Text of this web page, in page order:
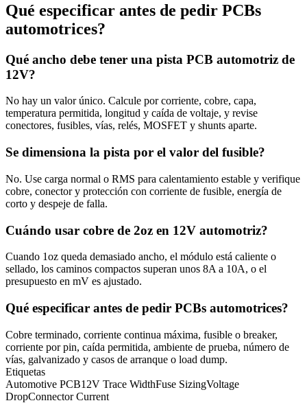
Qué especificar antes de pedir PCBs
automotrices?
Qué ancho debe tener una pista PCB automotriz de
12V?
No hay un valor único. Calcule por corriente, cobre, capa,
temperatura permitida, longitud y caída de voltaje, y revise
conectores, fusibles, vías, relés, MOSFET y shunts aparte.
Se dimensiona la pista por el valor del fusible?
No. Use carga normal o RMS para calentamiento estable y verifique
cobre, conector y protección con corriente de fusible, energía de
corto y despeje de falla.
Cuándo usar cobre de 2oz en 12V automotriz?
Cuando 1oz queda demasiado ancho, el módulo está caliente o
sellado, los caminos compactos superan unos 8A a 10A, o el
presupuesto en mV es ajustado.
Qué especificar antes de pedir PCBs automotrices?
Cobre terminado, corriente continua máxima, fusible o breaker,
corriente por pin, caída permitida, ambiente de prueba, número de
vías, galvanizado y casos de arranque o load dump.
Etiquetas
Automotive PCB12V Trace WidthFuse SizingVoltage
DropConnector Current